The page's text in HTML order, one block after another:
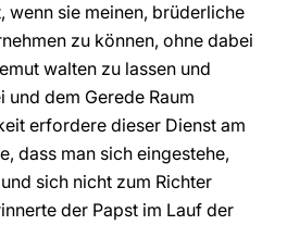
wenn sie meinen, brüderliche
zu können, ohne dabei
walten zu lassen und
dem Gerede Raum
erfordere dieser Dienst am
dass man sich eingestehe,
sich nicht zum Richter
der Papst im Lauf der